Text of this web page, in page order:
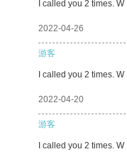
I called you 2 times. W
2022-04-26
游客
I called you 2 times. W
2022-04-20
游客
I called you 2 times. W